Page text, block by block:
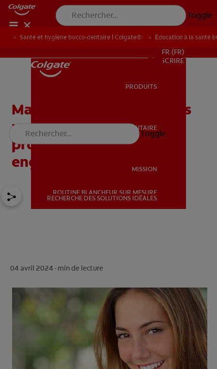
Toggle
SANTÉ BUCCO-DENTAIRE
FR (FR)
S’INSCRIRE
POUR LES PROFESSIONNELS
FR (FR)
S’INSCRIRE
PRODUITS
SANTÉ BUCCO-DENTAIRE
MISSION
ROUTINE BLANCHEUR SUR MESURE
RECHERCHE DES SOLUTIONS IDÉALES
Toggle
Santé et hygiène bucco-dentaire | Colgate® Éducation à la santé
Maladie cœliaque : quelles
manifestations et
problèmes dentaires
engendre-t-elle ?
04 avril 2024 · min de lecture